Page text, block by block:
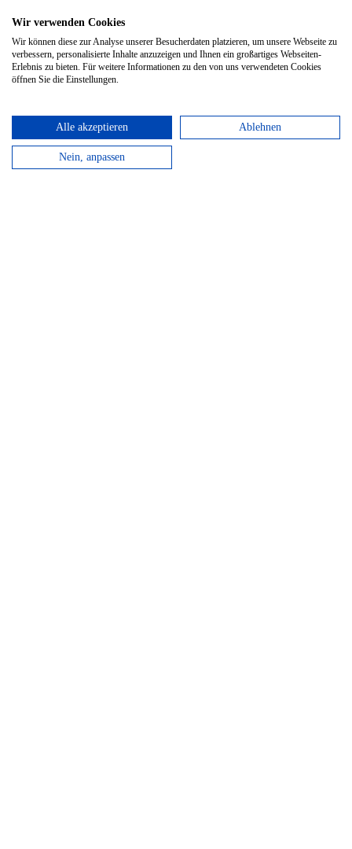
Hardcover, 19 x 25 cm | 200 Seiten
Project Planner Large Black
Wir verwenden Cookies
Wir können diese zur Analyse unserer Besucherdaten platzieren, um unsere Webseite zu
verbessern, personalisierte Inhalte anzuzeigen und Ihnen ein großartiges Webseiten-
Erlebnis zu bieten. Für weitere Informationen zu den von uns verwendeten Cookies
öffnen Sie die Einstellungen.
Alle akzeptieren Ablehnen
Nein, anpassen